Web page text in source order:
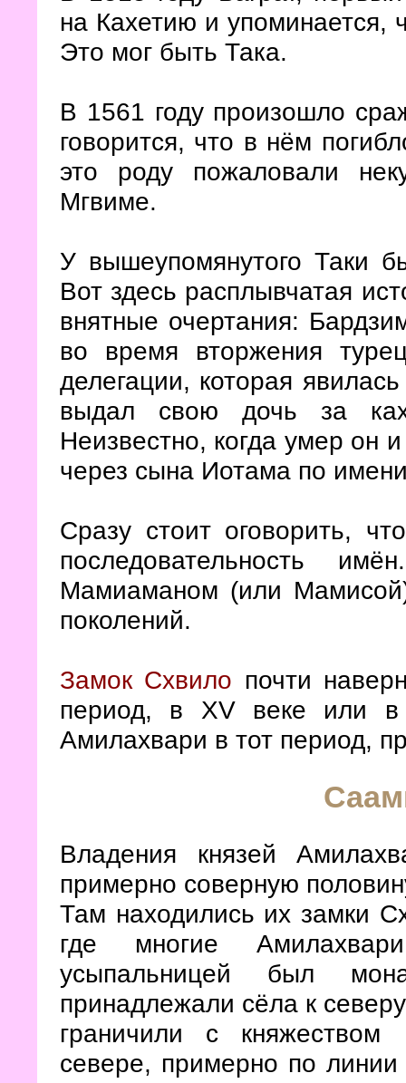
на Кахетию и упоминается,
Это мог быть Така.
В 1561 году произошло
говорится, что в нём
это роду пожаловали
Мгвиме.
У вышеупомянутого Таки
Вот здесь расплывчатая
внятные очертания:
во время вторжения
делегации, которая
выдал свою дочь за
Неизвестно, когда умер он
через сына Иотама по
Сразу стоит оговорить,
последовательность
Мамиаманом (или
поколений.
Замок Схвило почти
период, в XV веке или
Амилахвари в тот период,
Владения князей
примерно соверную
Там находились их замки
где многие
усыпальницей был
принадлежали сёла к
граничили с
севере, примерно по